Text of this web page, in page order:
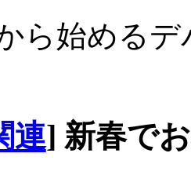
ら始める
連] 新春で